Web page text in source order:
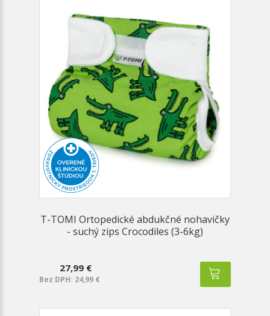
T-TOMI Ortopedické abdukčné nohavičky
- suchý zips Crocodiles (3-6kg)
27,99 €
Bez DPH: 24,99 €